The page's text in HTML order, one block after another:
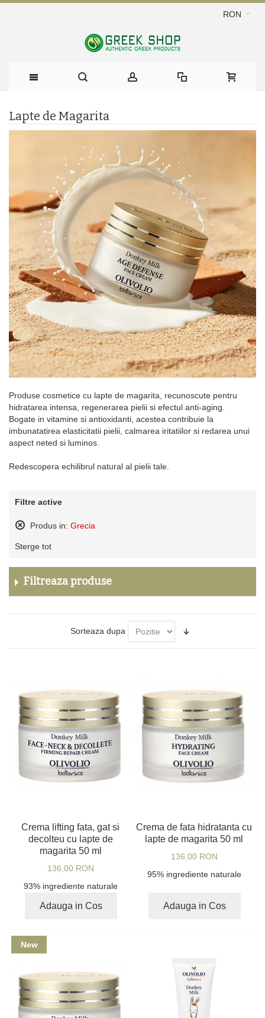
RON
Lapte de Magarita
Produse cosmetice cu lapte de magarita, recunoscute pentru
hidratarea intensa, regenerarea pielii si efectul anti-aging.
Bogate in vitamine si antioxidanti, acestea contribuie la
imbunatatirea elasticitatii pielii, calmarea iritatiilor si redarea unui
aspect neted si luminos.
Redescopera echilibrul natural al pielii tale.
Filtre active
Produs in: Grecia
acest
Sterge tot
Filtreaza produse
Sorteaza dupa
Crema lifting fata, gat si
decolteu cu lapte de
magarita 50 ml
136,00 RON
93% ingrediente naturale
Adauga in Cos
Crema de fata hidratanta cu
lapte de magarita 50 ml
136,00 RON
95% ingrediente naturale
Adauga in Cos
New